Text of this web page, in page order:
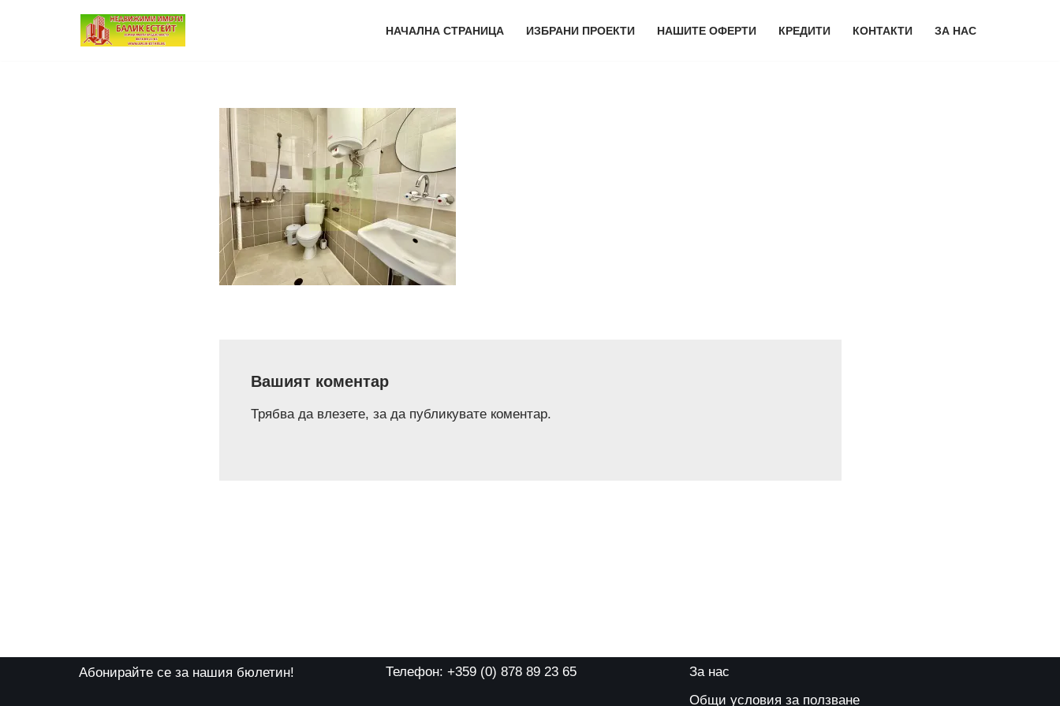
Продължете
НАЧАЛНА СТРАНИЦА ИЗБРАНИ ПРОЕКТИ НАШИТЕ ОФЕРТИ КРЕДИТИ КОНТАКТИ ЗА НАС
Вашият коментар
Трябва да влезете, за да публикувате коментар.
Абонирайте се за нашия бюлетин! Телефон: +359 (0) 878 89 23 65
За нас
Общи условия за ползване